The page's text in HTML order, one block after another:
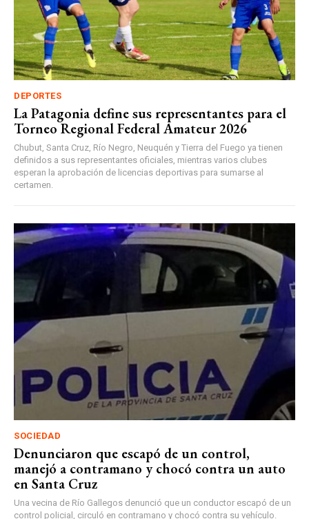
DEPORTES
La Patagonia define sus representantes para el
Torneo Regional Federal Amateur 2026
Chubut, Santa Cruz, Río Negro, Neuquén y Tierra del Fuego ya tienen
definidos a sus representantes oficiales, mientras varios clubes
esperan la aprobación de licencias deportivas para sumarse al
certamen.
SOCIEDAD
Denunciaron que escapó de un control,
manejó a contramano y chocó contra un auto
en Santa Cruz
Una vecina de Río Gallegos denunció que un conductor escapó de un
control policial, circuló en contramano y chocó contra su vehículo.